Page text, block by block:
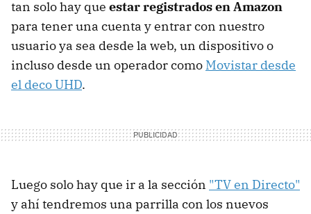
tan solo hay que estar registrados en Amazon
para tener una cuenta y entrar con nuestro
usuario ya sea desde la web, un dispositivo o
incluso desde un operador como Movistar desde
el deco UHD.
Luego solo hay que ir a la sección "TV en Directo"
y ahí tendremos una parrilla con los nuevos